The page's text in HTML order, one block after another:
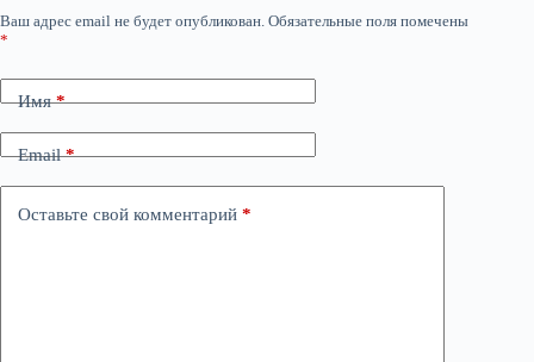
Ваш адрес email не будет опубликован. Обязательные поля помечены
*
Имя*
Email*
Оставьте свой комментарий *